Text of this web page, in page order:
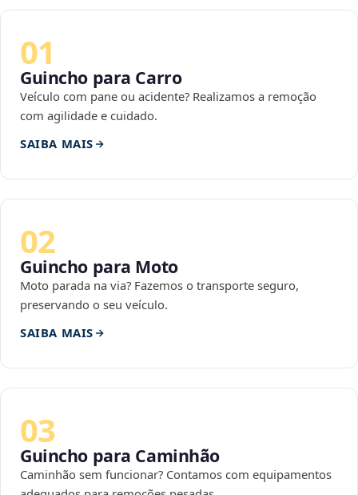
01
Guincho para Carro
Veículo com pane ou acidente? Realizamos a remoção
com agilidade e cuidado.
SAIBA MAIS
02
Guincho para Moto
Moto parada na via? Fazemos o transporte seguro,
preservando o seu veículo.
SAIBA MAIS
03
Guincho para Caminhão
Caminhão sem funcionar? Contamos com equipamentos